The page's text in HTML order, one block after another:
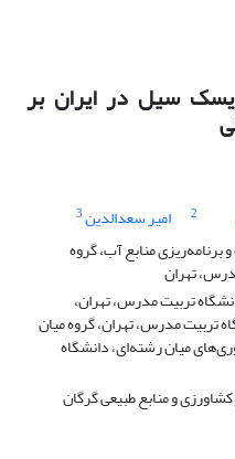
سیل در ایران بر
2 امیر سعدالدین3
منابع آب، گروه
تهران
تربیت مدرس، تهران،
مدرس، تهران، گروه میان
میان رشته‌ای، دانشگاه
و منابع طبیعی گرگان